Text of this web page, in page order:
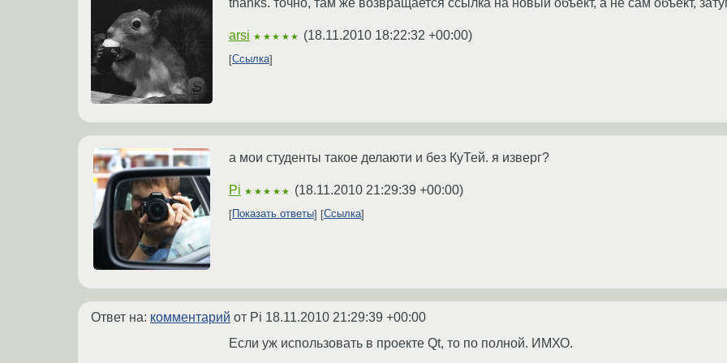
arsi ★★★★★ (18.11.2010 18:22:32 +00:00)
Ссылка
а мои студенты такое делаюти и без КуТей. я изверг?
Pi ★★★★★ (18.11.2010 21:29:39 +00:00)
Показать ответы Ссылка
Ответ на: комментарий от Pi 18.11.2010 21:29:39 +00:00
Если уж использовать в проекте Qt, то по полной. ИМХО.